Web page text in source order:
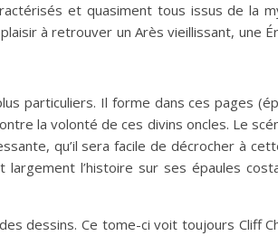
et quasiment tous issus de la
à retrouver un Arès vieillissant, une
particuliers. Il forme dans ces pages
la volonté de ces divins oncles. Le
qu’il sera facile de décrocher à
l’histoire sur ses épaules
dessins. Ce tome-ci voit toujours Cliff